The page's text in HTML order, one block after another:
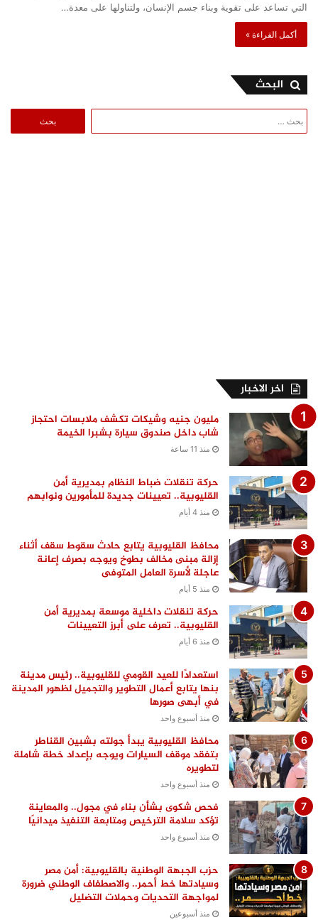
التي تساعد على تقوية وبناء جسم الإنسان، ولتناولها على معدة…
أكمل القراءة »
البحث
عن:
اخر الاخبار
مليون جنيه وشيكات تكشف ملابسات احتجاز
شاب داخل صندوق سيارة بشبرا الخيمة
منذ 11 ساعة
حركة تنقلات ضباط النظام بمديرية أمن
القليوبية.. تعيينات جديدة للمأمورين ونوابهم
منذ 4 أيام
محافظ القليوبية يتابع حادث سقوط سقف أثناء
إزالة مبنى مخالف بطوخ ويوجه بصرف إعانة
عاجلة لأسرة العامل المتوفى
منذ 5 أيام
حركة تنقلات داخلية موسعة بمديرية أمن
القليوبية.. تعرف على أبرز التعيينات
منذ 6 أيام
استعدادًا للعيد القومي للقليوبية.. رئيس مدينة
بنها يتابع أعمال التطوير والتجميل لظهور المدينة
في أبهى صورها
منذ أسبوع واحد
محافظ القليوبية يبدأ جولته بشبين القناطر
بتفقد موقف السيارات ويوجه بإعداد خطة شاملة
لتطويره
منذ أسبوع واحد
فحص شكوى بشأن بناء في مجول.. والمعاينة
تؤكد سلامة الترخيص ومتابعة التنفيذ ميدانيًا
منذ أسبوع واحد
حزب الجبهة الوطنية بالقليوبية: أمن مصر
وسيادتها خط أحمر.. والاصطفاف الوطني ضرورة
لمواجهة التحديات وحملات التضليل
منذ أسبوعين